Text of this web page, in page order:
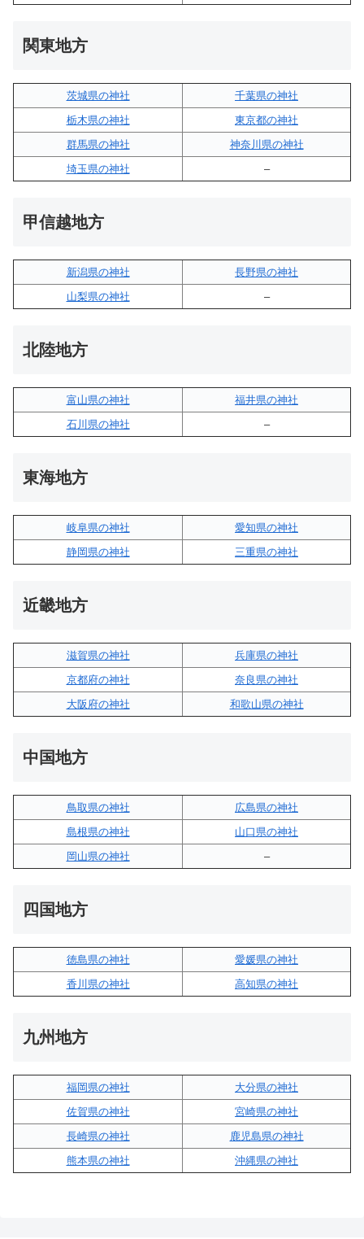
関東地方
茨城県の神社
千葉県の神社
栃木県の神社
東京都の神社
群馬県の神社
神奈川県の神社
埼玉県の神社
–
甲信越地方
新潟県の神社
長野県の神社
山梨県の神社
–
北陸地方
富山県の神社
福井県の神社
石川県の神社
–
東海地方
岐阜県の神社
愛知県の神社
静岡県の神社
三重県の神社
近畿地方
滋賀県の神社
兵庫県の神社
京都府の神社
奈良県の神社
大阪府の神社
和歌山県の神社
中国地方
鳥取県の神社
広島県の神社
島根県の神社
山口県の神社
岡山県の神社
–
四国地方
徳島県の神社
愛媛県の神社
香川県の神社
高知県の神社
九州地方
福岡県の神社
大分県の神社
佐賀県の神社
宮崎県の神社
長崎県の神社
鹿児島県の神社
熊本県の神社
沖縄県の神社